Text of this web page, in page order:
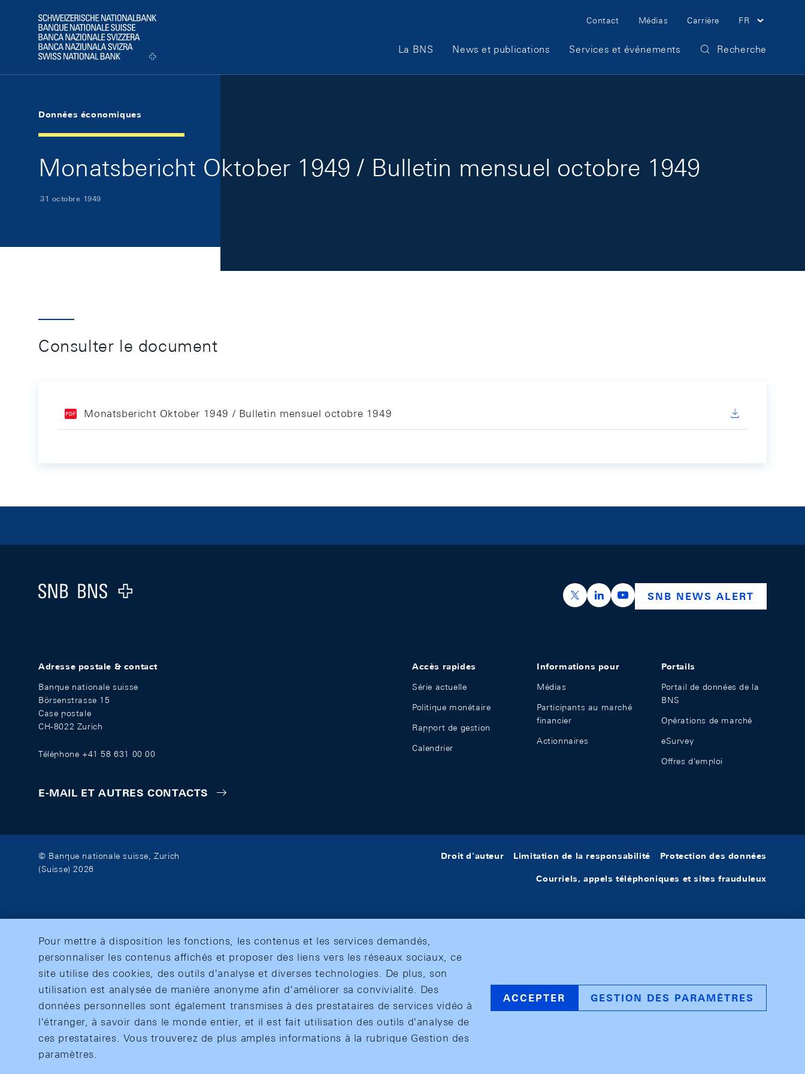
Logo
Meta Navigation
Contact Médias Carrière FR
Main Navigation
La BNS News et publications Services et événements Recherche
Données économiques
Monatsbericht Oktober 1949 / Bulletin mensuel octobre 1949
31 octobre 1949
Consulter le document
Monatsbericht Oktober 1949 / Bulletin mensuel octobre 1949
Logo
https://x.com/snb_bns
https://ch.linkedin.com/company/swiss-
https://www.youtube.com/
SNB NEWS ALERT
Adresse postale & contact
Banque nationale suisse
Börsenstrasse 15
Case postale
CH-8022 Zurich
Téléphone +41 58 631 00 00
E-MAIL ET AUTRES CONTACTS
Accès rapides
Série actuelle
Politique monétaire
Rapport de gestion
Calendrier
Informations pour
Médias
Participants au marché
financier
Actionnaires
Portails
Portail de données de la
BNS
Opérations de marché
eSurvey
Offres d'emploi
© Banque nationale suisse, Zurich
(Suisse) 2026
Droit d'auteur Limitation de la responsabilité Protection des données
Courriels, appels téléphoniques et sites frauduleux
Pour mettre à disposition les fonctions, les contenus et les services demandés,
personnaliser les contenus affichés et proposer des liens vers les réseaux sociaux, ce
site utilise des cookies, des outils d'analyse et diverses technologies. De plus, son
utilisation est analysée de manière anonyme afin d'améliorer sa convivialité. Des
données personnelles sont également transmises à des prestataires de services vidéo à
l'étranger, à savoir dans le monde entier, et il est fait utilisation des outils d'analyse de
ces prestataires. Vous trouverez de plus amples informations à la rubrique Gestion des
paramètres.
ACCEPTER GESTION DES PARAMÈTRES